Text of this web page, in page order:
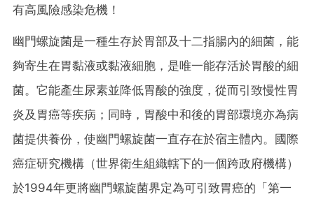
有高風險感染危機！
幽門螺旋菌是一種生存於胃部及十二指腸內的細菌，能
夠寄生在胃黏液或黏液細胞，是唯一能存活於胃酸的細
菌。它能產生尿素並降低胃酸的強度，從而引致慢性胃
炎及胃癌等疾病；同時，胃酸中和後的胃部環境亦為病
菌提供養份，使幽門螺旋菌一直存在於宿主體內。國際
癌症研究機構（世界衛生組織轄下的一個跨政府機構）
於1994年更將幽門螺旋菌界定為可引致胃癌的「第一